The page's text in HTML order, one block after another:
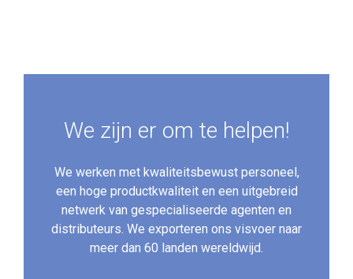
We zijn er om te helpen!
We werken met kwaliteitsbewust personeel,
een hoge productkwaliteit en een uitgebreid
netwerk van gespecialiseerde agenten en
distributeurs. We exporteren ons visvoer naar
meer dan 60 landen wereldwijd.